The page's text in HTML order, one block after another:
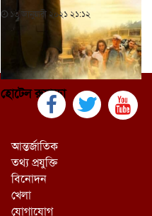
হোটেল রুয়ান্ডা
১৩ জানুয়ারী ২০২১ ২১:১২
আন্তর্জাতিক
তথ্য প্রযুক্তি
বিনোদন
খেলা
যোগাযোগ